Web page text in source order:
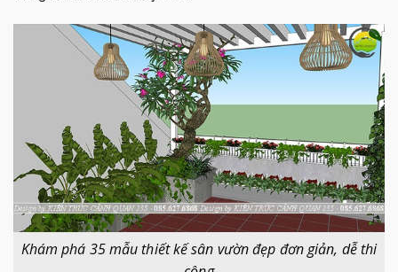
Khám phá 35 mẫu thiết kế sân vườn đẹp đơn giản, dễ thi